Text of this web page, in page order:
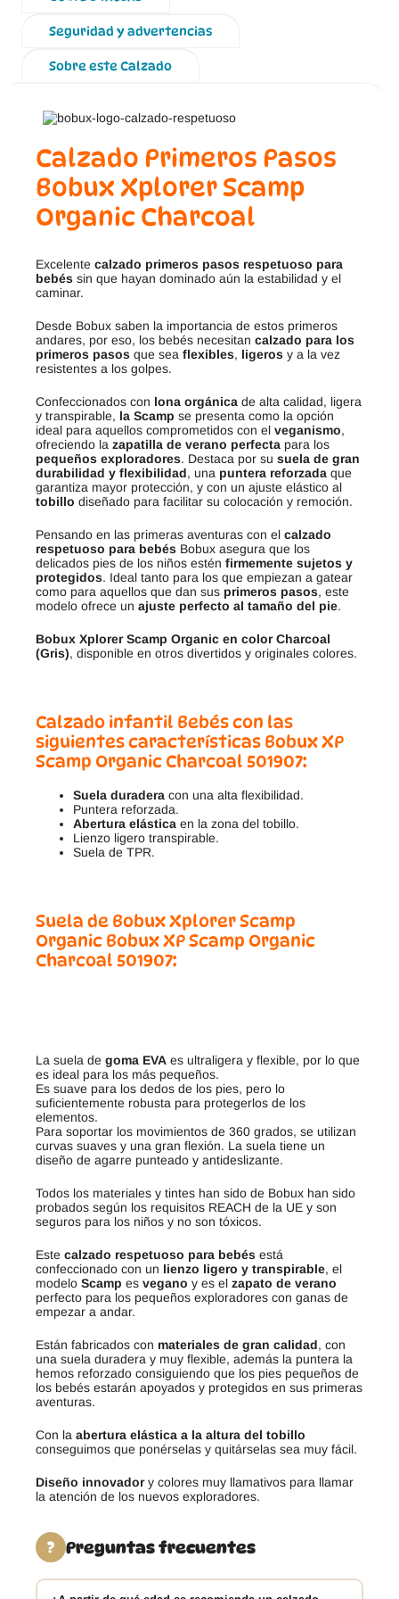
Seguridad y advertencias
Sobre este Calzado
Calzado Primeros Pasos
Bobux Xplorer Scamp
Organic Charcoal
Excelente calzado primeros pasos respetuoso para
bebés sin que hayan dominado aún la estabilidad y el
caminar.
Desde Bobux saben la importancia de estos primeros
andares, por eso, los bebés necesitan calzado para los
primeros pasos que sea flexibles, ligeros y a la vez
resistentes a los golpes.
Confeccionados con lona orgánica de alta calidad, ligera
y transpirable, la Scamp se presenta como la opción
ideal para aquellos comprometidos con el veganismo,
ofreciendo la zapatilla de verano perfecta para los
pequeños exploradores. Destaca por su suela de gran
durabilidad y flexibilidad, una puntera reforzada que
garantiza mayor protección, y con un ajuste elástico al
tobillo diseñado para facilitar su colocación y remoción.
Pensando en las primeras aventuras con el calzado
respetuoso para bebés Bobux asegura que los
delicados pies de los niños estén firmemente sujetos y
protegidos. Ideal tanto para los que empiezan a gatear
como para aquellos que dan sus primeros pasos, este
modelo ofrece un ajuste perfecto al tamaño del pie.
Bobux Xplorer Scamp Organic en color Charcoal
(Gris), disponible en otros divertidos y originales colores.
Calzado infantil Bebés con las
siguientes características Bobux XP
Scamp Organic Charcoal 501907:
Suela duradera con una alta flexibilidad.
Puntera reforzada.
Abertura elástica en la zona del tobillo.
Lienzo ligero transpirable.
Suela de TPR.
Suela de Bobux Xplorer Scamp
Organic Bobux XP Scamp Organic
Charcoal 501907:
La suela de goma EVA es ultraligera y flexible, por lo que
es ideal para los más pequeños.
Es suave para los dedos de los pies, pero lo
suficientemente robusta para protegerlos de los
elementos.
Para soportar los movimientos de 360 grados, se utilizan
curvas suaves y una gran flexión. La suela tiene un
diseño de agarre punteado y antideslizante.
Todos los materiales y tintes han sido de Bobux han sido
probados según los requisitos REACH de la UE y son
seguros para los niños y no son tóxicos.
Este calzado respetuoso para bebés está
confeccionado con un lienzo ligero y transpirable, el
modelo Scamp es vegano y es el zapato de verano
perfecto para los pequeños exploradores con ganas de
empezar a andar.
Están fabricados con materiales de gran calidad, con
una suela duradera y muy flexible, además la puntera la
hemos reforzado consiguiendo que los pies pequeños de
los bebés estarán apoyados y protegidos en sus primeras
aventuras.
Con la abertura elástica a la altura del tobillo
conseguimos que ponérselas y quitárselas sea muy fácil.
Diseño innovadory colores muy llamativos para llamar
la atención de los nuevos exploradores.
? Preguntas frecuentes